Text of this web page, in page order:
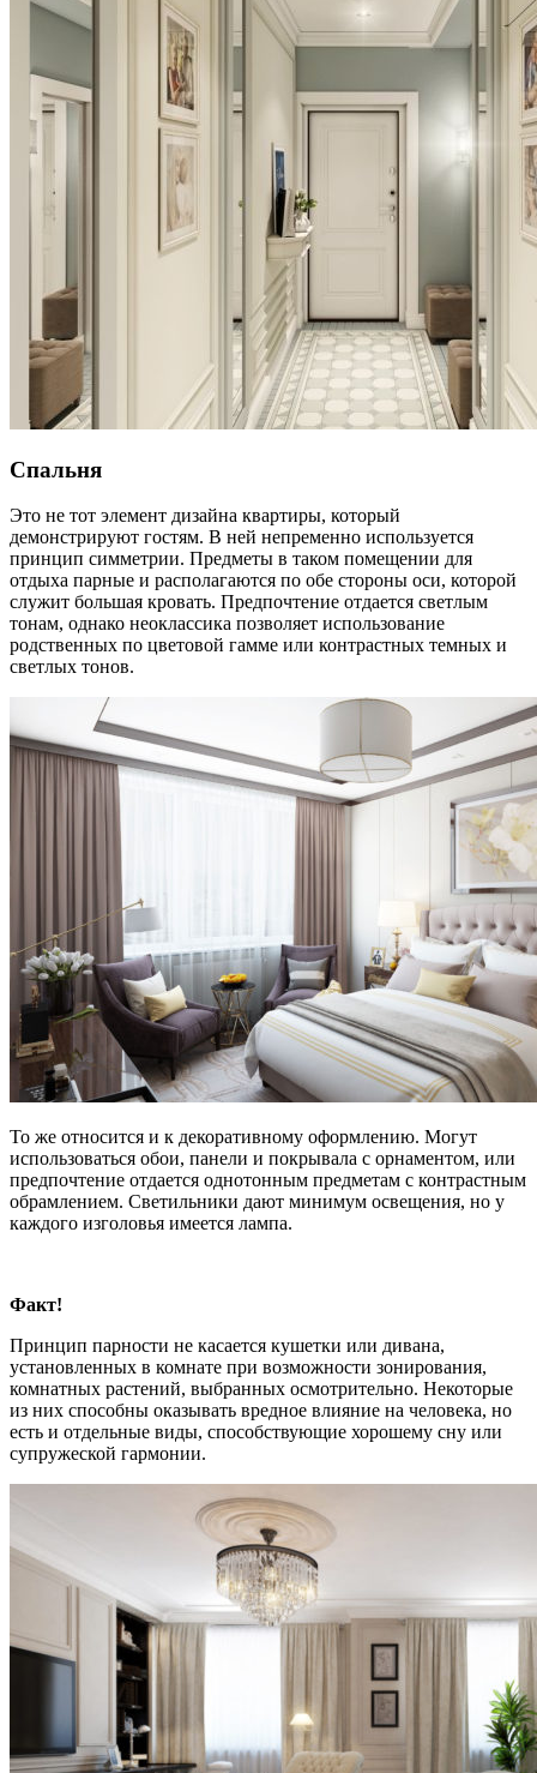
Спальня
Это не тот элемент дизайна квартиры, который
демонстрируют гостям. В ней непременно используется
принцип симметрии. Предметы в таком помещении для
отдыха парные и располагаются по обе стороны оси, которой
служит большая кровать. Предпочтение отдается светлым
тонам, однако неоклассика позволяет использование
родственных по цветовой гамме или контрастных темных и
светлых тонов.
То же относится и к декоративному оформлению. Могут
использоваться обои, панели и покрывала с орнаментом, или
предпочтение отдается однотонным предметам с контрастным
обрамлением. Светильники дают минимум освещения, но у
каждого изголовья имеется лампа.
Факт!
Принцип парности не касается кушетки или дивана,
установленных в комнате при возможности зонирования,
комнатных растений, выбранных осмотрительно. Некоторые
из них способны оказывать вредное влияние на человека, но
есть и отдельные виды, способствующие хорошему сну или
супружеской гармонии.